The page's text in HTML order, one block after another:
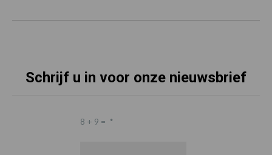
Schrijf u in voor onze nieuwsbrief
8 + 9 = *